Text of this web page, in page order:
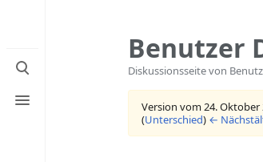
Suche
umschalten
Menü
umschalten
Benutzer
Diskussionsseite von
Version vom 24. Oktober
(Unterschied) ←